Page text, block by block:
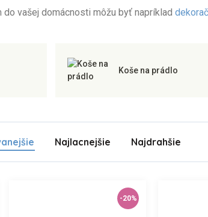
vašej domácnosti môžu byť napríklad
Koše na prádlo
Najlacnejšie Najdrahšie
-20%